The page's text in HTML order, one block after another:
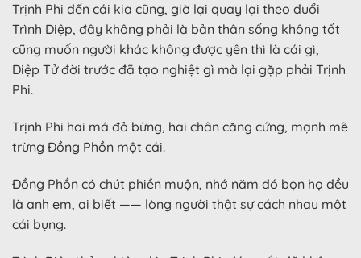
Trịnh Phi đến cái kia cũng, giờ lại quay lại theo đuổi
Trình Diệp, đây không phải là bản thân sống không tốt
cũng muốn người khác không được yên thì là cái gì,
Diệp Tử đời trước đã tạo nghiệt gì mà lại gặp phải Trịnh
Phi.
Trịnh Phi hai má đỏ bừng, hai chân căng cứng, mạnh mẽ
trừng Đồng Phồn một cái.
Đồng Phồn có chút phiền muộn, nhớ năm đó bọn họ đều
là anh em, ai biết —— lòng người thật sự cách nhau một
cái bụng.